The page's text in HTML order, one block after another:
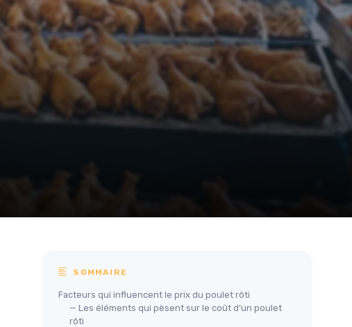
SOMMAIRE
Facteurs qui influencent le prix du poulet rôti
— Les éléments qui pèsent sur le coût d’un poulet
rôti